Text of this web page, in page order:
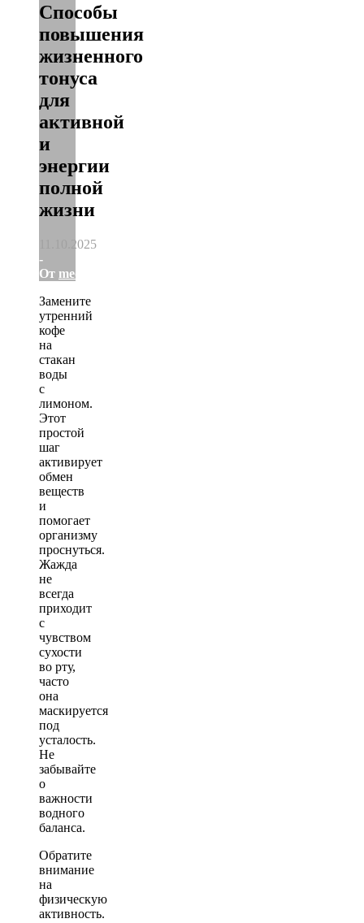
Способы
повышения
жизненного
тонуса
для
активной
и
энергии
полной
жизни
11.10.2025
-
От medkladm
Замените
утренний
кофе
на
стакан
воды
с
лимоном.
Этот
простой
шаг
активирует
обмен
веществ
и
помогает
организму
проснуться.
Жажда
не
всегда
приходит
с
чувством
сухости
во рту,
часто
она
маскируется
под
усталость.
Не
забывайте
о
важности
водного
баланса.
Обратите
внимание
на
физическую
активность.